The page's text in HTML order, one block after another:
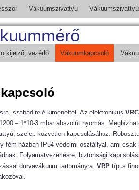
Vákuumszivattyú
kijelző, vezérlő Vákuumkapcsoló
szabad relé kimenettel. Az elektronikus
– 1*10-3 mbar abszolút nyomás.
szelep közvetlen kapcsolásához.
fém házban IP54 védelmi osztállyal, ami csak
Folyamatvezérlésre, biztonsági
durvavákuum tartományra. VRP típus